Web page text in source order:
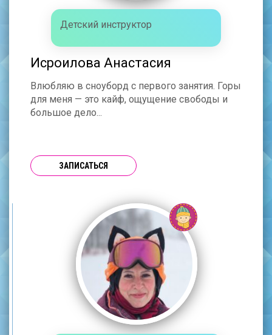
Детский инструктор
Исроилова Анастасия
Влюбляю в сноуборд с первого занятия. Горы
для меня — это кайф, ощущение свободы и
большое дело...
ЗАПИСАТЬСЯ